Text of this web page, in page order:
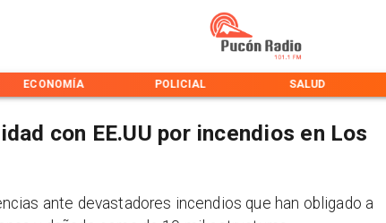
ECONOMÍA POLICIAL SALUD
con EE.UU por incendios en Los
ante devastadores incendios que han obligado a